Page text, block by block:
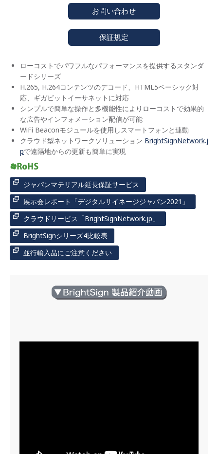
お問い合わせ
保証規定
ローコストでパワフルなパフォーマンスを提供するスタンダ
ードシリーズ
H.265, H.264コンテンツのデコード、HTML5ベーシック対
応、ギガビットイーサネットに対応
シンプルで簡単な操作と多機能性によりローコストで効果的
な広告やインフォメーション配信が可能
WiFi Beaconモジュールを使用しスマートフォンと連動
クラウド型ネットワークソリューション BrightSignNetwork.j
pで遠隔地からの更新も簡単に実現
ジャパンマテリアル延長保証サービス
展示会レポート「デジタルサイネージジャパン2021」
クラウドサービス「BrightSignNetwork.jp」
BrightSignシリーズ4比較表
並行輸入品にご注意ください